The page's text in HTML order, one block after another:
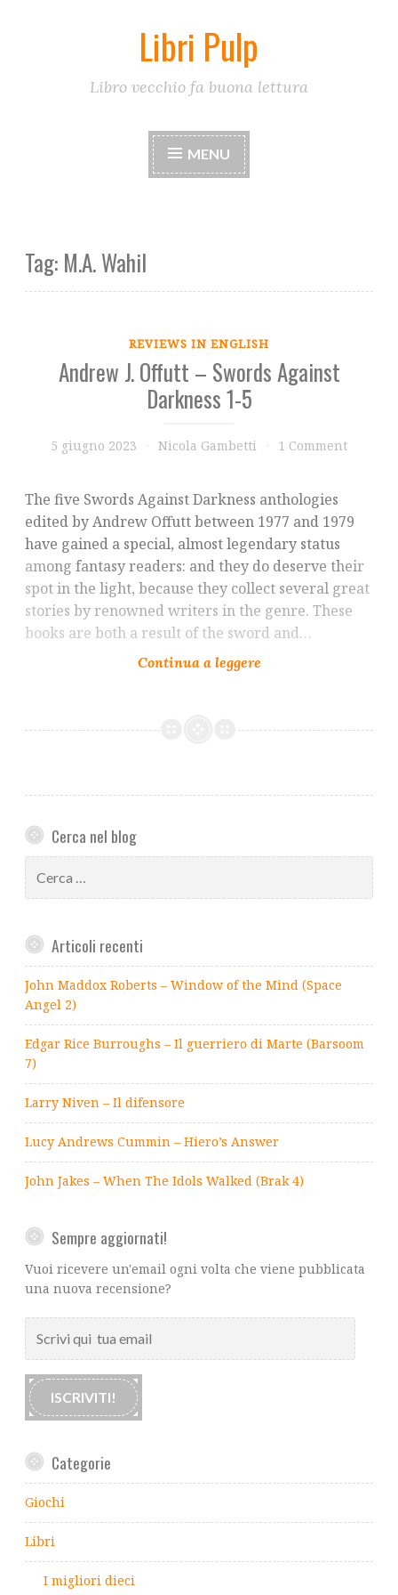
Libri Pulp
Libro vecchio fa buona lettura
MENU
Tag: M.A. Wahil
REVIEWS IN ENGLISH
Andrew J. Offutt – Swords Against
Darkness 1-5
5 giugno 2023 Nicola Gambetti 1 Comment
The five Swords Against Darkness anthologies
edited by Andrew Offutt between 1977 and 1979
have gained a special, almost legendary status
among fantasy readers: and they do deserve their
spot in the light, because they collect several great
stories by renowned writers in the genre. These
books are both a result of the sword and…
Cerca nel blog
per:
Articoli recenti
John Maddox Roberts – Window of the Mind (Space
Angel 2)
Edgar Rice Burroughs – Il guerriero di Marte (Barsoom
7)
Larry Niven – Il difensore
Lucy Andrews Cummin – Hiero’s Answer
John Jakes – When The Idols Walked (Brak 4)
Sempre aggiornati!
Vuoi ricevere un'email ogni volta che viene pubblicata
una nuova recensione?
qui
tua
email
ISCRIVITI!
Categorie
Giochi
Libri
I migliori dieci